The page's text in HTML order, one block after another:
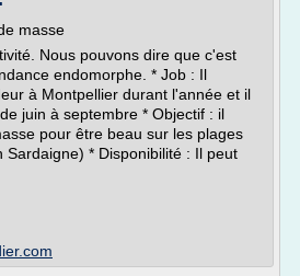
masse
Nous pouvons dire que c'est
endomorphe. * Job : Il
à Montpellier durant l'année et il
juin à septembre * Objectif : il
pour être beau sur les plages
Sardaigne) * Disponibilité : Il peut